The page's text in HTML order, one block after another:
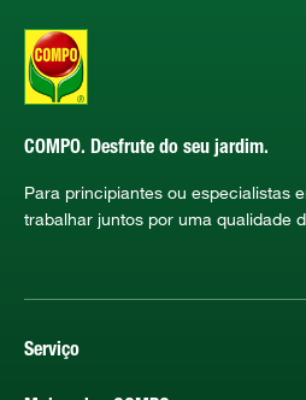
COMPO. Desfrute do seu jardim.
Para principiantes ou especialistas
trabalhar juntos por uma qualidade
Serviço